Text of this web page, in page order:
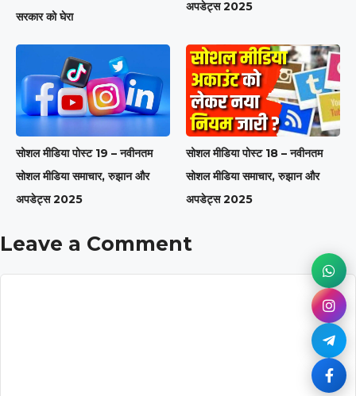
सरकार को घेरा
अपडेट्स 2025
सोशल मीडिया पोस्ट 19 – नवीनतम
सोशल मीडिया समाचार, रुझान और
अपडेट्स 2025
सोशल मीडिया पोस्ट 18 – नवीनतम
सोशल मीडिया समाचार, रुझान और
अपडेट्स 2025
Leave a Comment